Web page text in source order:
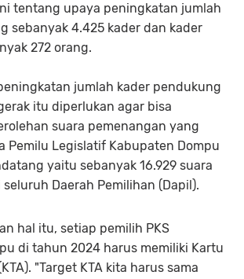
tentang upaya peningkatan jumlah
sebanyak 4.425 kader dan kader
272 orang.
jumlah kader pendukung
itu diperlukan agar bisa
suara pemenangan yang
Pemilu Legislatif Kabupaten Dompu
yaitu sebanyak 16.929 suara
Daerah Pemilihan (Dapil).
hal itu, setiap pemilih PKS
di tahun 2024 harus memiliki Kartu
"Target KTA kita harus sama